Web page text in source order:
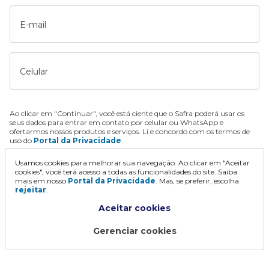
E-mail
Celular
Ao clicar em "Continuar", você está ciente que o Safra poderá usar os
seus dados para entrar em contato por celular ou WhatsApp e
ofertarmos nossos produtos e serviços. Li e concordo com os termos de
uso do Portal da Privacidade.
Continuar
Usamos cookies para melhorar sua navegação. Ao clicar em "Aceitar
cookies", você terá acesso a todas as funcionalidades do site. Saiba
mais em nosso Portal da Privacidade. Mas, se preferir, escolha
rejeitar.
Aceitar cookies
Gerenciar cookies